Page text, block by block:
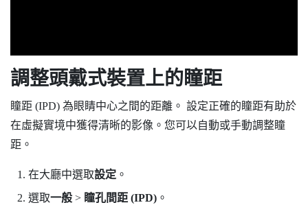
調整頭戴式裝置上的瞳距
瞳距 (IPD) 為眼睛中心之間的距離。 設定正確的瞳距有助於
在虛擬實境中獲得清晰的影像。您可以自動或手動調整瞳
距。
在大廳中選取設定。
選取一般> 瞳孔間距 (IPD)。